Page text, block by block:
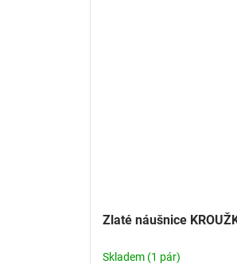
Zlaté náušnice
Skladem (1 pár)